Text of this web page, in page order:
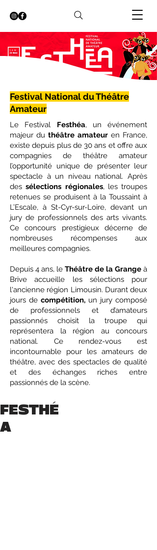
Festival National du Théâtre
Amateur
Le Festival Festhéa, un événement
majeur du théâtre amateur en France,
existe depuis plus de 30 ans et offre aux
compagnies de théâtre amateur
l’opportunité unique de présenter leur
spectacle à un niveau national. Après
des sélections régionales, les troupes
retenues se produisent à la Toussaint à
L’Escale, à St-Cyr-sur-Loire, devant un
jury de professionnels des arts vivants.
Ce concours prestigieux décerne de
nombreuses récompenses aux
meilleures compagnies.
Depuis 4 ans, le Théâtre de la Grange à
Brive accueille les sélections pour
l'ancienne région Limousin. Durant deux
jours de compétition, un jury composé
de professionnels et d’amateurs
passionnés choisit la troupe qui
représentera la région au concours
national. Ce rendez-vous est
incontournable pour les amateurs de
théâtre, avec des spectacles de qualité
et des échanges riches entre
passionnés de la scène.
FESTHÉ
A